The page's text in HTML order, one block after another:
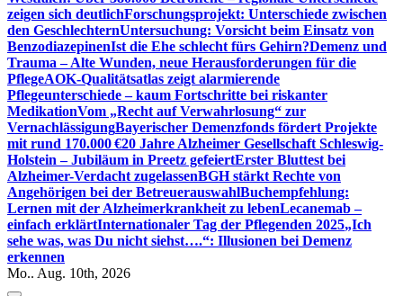
zeigen sich deutlichForschungsprojekt: Unterschiede zwischen
den GeschlechternUntersuchung: Vorsicht beim Einsatz von
BenzodiazepinenIst die Ehe schlecht fürs Gehirn?Demenz und
Trauma – Alte Wunden, neue Herausforderungen für die
PflegeAOK-Qualitätsatlas zeigt alarmierende
Pflegeunterschiede – kaum Fortschritte bei riskanter
MedikationVom „Recht auf Verwahrlosung“ zur
VernachlässigungBayerischer Demenzfonds fördert Projekte
mit rund 170.000 €20 Jahre Alzheimer Gesellschaft Schleswig-
Holstein – Jubiläum in Preetz gefeiertErster Bluttest bei
Alzheimer-Verdacht zugelassenBGH stärkt Rechte von
Angehörigen bei der BetreuerauswahlBuchempfehlung:
Lernen mit der Alzheimerkrankheit zu lebenLecanemab –
einfach erklärtInternationaler Tag der Pflegenden 2025„Ich
sehe was, was Du nicht siehst….“: Illusionen bei Demenz
erkennen
Mo.. Aug. 10th, 2026